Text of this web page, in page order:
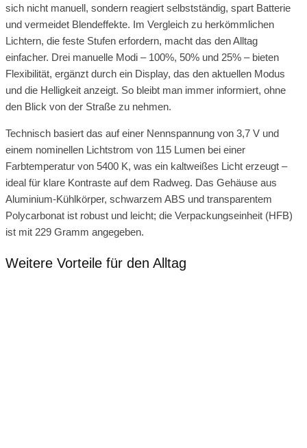
sich nicht manuell, sondern reagiert selbstständig, spart Batterie
und vermeidet Blendeffekte. Im Vergleich zu herkömmlichen
Lichtern, die feste Stufen erfordern, macht das den Alltag
einfacher. Drei manuelle Modi – 100%, 50% und 25% – bieten
Flexibilität, ergänzt durch ein Display, das den aktuellen Modus
und die Helligkeit anzeigt. So bleibt man immer informiert, ohne
den Blick von der Straße zu nehmen.
Technisch basiert das auf einer Nennspannung von 3,7 V und
einem nominellen Lichtstrom von 115 Lumen bei einer
Farbtemperatur von 5400 K, was ein kaltweißes Licht erzeugt –
ideal für klare Kontraste auf dem Radweg. Das Gehäuse aus
Aluminium-Kühlkörper, schwarzem ABS und transparentem
Polycarbonat ist robust und leicht; die Verpackungseinheit (HFB)
ist mit 229 Gramm angegeben.
Weitere Vorteile für den Alltag